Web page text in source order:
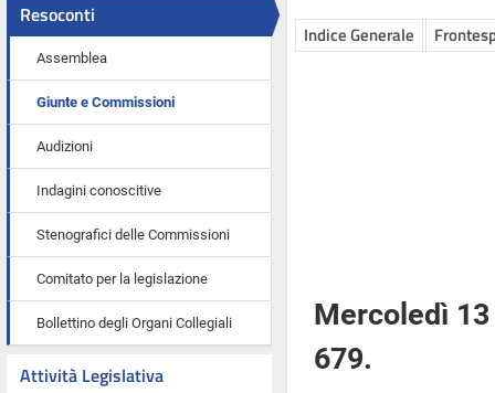
Resoconti
Assemblea
Giunte e Commissioni
Audizioni
Indagini conoscitive
Stenografici delle Commissioni
Comitato per la legislazione
Bollettino degli Organi Collegiali
Attività Legislativa
Indice Generale
Mercoledì
679.